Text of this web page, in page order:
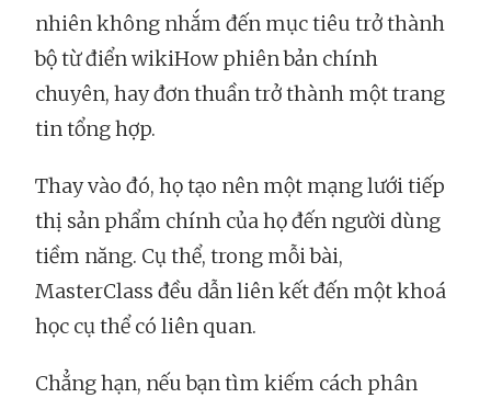
nhiên không nhắm đến mục tiêu trở thành
bộ từ điển wikiHow phiên bản chính
chuyên, hay đơn thuần trở thành một trang
tin tổng hợp.
Thay vào đó, họ tạo nên một mạng lưới tiếp
thị sản phẩm chính của họ đến người dùng
tiềm năng. Cụ thể, trong mỗi bài,
MasterClass đều dẫn liên kết đến một khoá
học cụ thể có liên quan.
Chẳng hạn, nếu bạn tìm kiếm cách phân